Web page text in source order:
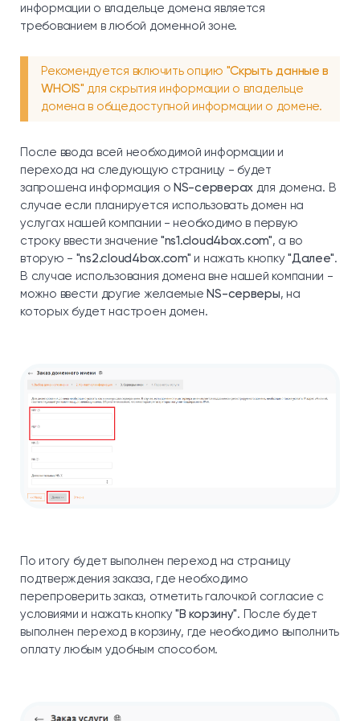
информации о владельце домена является
требованием в любой доменной зоне.
Рекомендуется включить опцию "Скрыть данные в
WHOIS" для скрытия информации о владельце
домена в общедоступной информации о домене.
После ввода всей необходимой информации и
перехода на следующую страницу - будет
запрошена информация о NS-серверах для домена. В
случае если планируется использовать домен на
услугах нашей компании - необходимо в первую
строку ввести значение "ns1.cloud4box.com", а во
вторую - "ns2.cloud4box.com" и нажать кнопку"Далее".
В случае использования домена вне нашей компании -
можно ввести другие желаемыеNS-серверы, на
которых будет настроен домен.
По итогу будет выполнен переход на страницу
подтверждения заказа, где необходимо
перепроверить заказ, отметить галочкой согласие с
условиями и нажать кнопку"В корзину". После будет
выполнен переход в корзину, где необходимо выполнить
оплату любым удобным способом.